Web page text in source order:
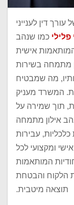
דין לענייני
פלילי כמו שנהב
אישית
מתמחה בשירות
זמינות של 24/7 ללקוחותיו, מה שמבטיח
המשרד מעניק
תוך שמירה על
אילון מתמחה
עבירות
ומקצועי לכל
המותאמות
הלקוח והבטחת
תוצאה מיטבית.‏